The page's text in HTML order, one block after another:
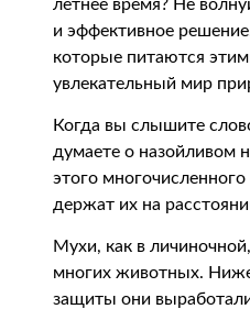
летнее время? Не
и эффективное
которые питаются
увлекательный мир
Когда вы слышите
думаете о назойливом
этого
держат их на
Мухи, как в
многих животных.
защиты они